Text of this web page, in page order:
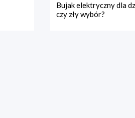
Bujak elektryczny dla
czy zły wybór?